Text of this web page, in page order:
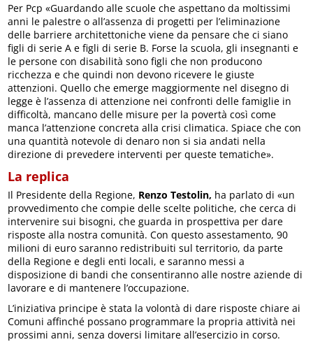
Per Pcp «Guardando alle scuole che aspettano da moltissimi
anni le palestre o all’assenza di progetti per l’eliminazione
delle barriere architettoniche viene da pensare che ci siano
figli di serie A e figli di serie B. Forse la scuola, gli insegnanti e
le persone con disabilità sono figli che non producono
ricchezza e che quindi non devono ricevere le giuste
attenzioni. Quello che emerge maggiormente nel disegno di
legge è l’assenza di attenzione nei confronti delle famiglie in
difficoltà, mancano delle misure per la povertà così come
manca l’attenzione concreta alla crisi climatica. Spiace che con
una quantità notevole di denaro non si sia andati nella
direzione di prevedere interventi per queste tematiche».
La replica
Il Presidente della Regione, Renzo Testolin, ha parlato di «un
provvedimento che compie delle scelte politiche, che cerca di
intervenire sui bisogni, che guarda in prospettiva per dare
risposte alla nostra comunità. Con questo assestamento, 90
milioni di euro saranno redistribuiti sul territorio, da parte
della Regione e degli enti locali, e saranno messi a
disposizione di bandi che consentiranno alle nostre aziende di
lavorare e di mantenere l’occupazione.
L’iniziativa principe è stata la volontà di dare risposte chiare ai
Comuni affinché possano programmare la propria attività nei
prossimi anni, senza doversi limitare all’esercizio in corso.